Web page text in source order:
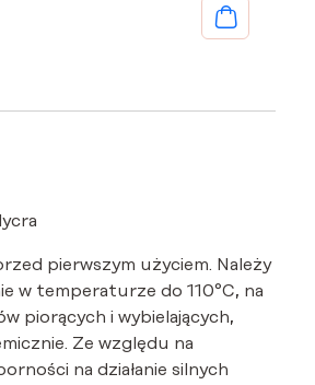
pierwszym użyciem. Należy
w temperaturze do 110°C, na
piorących i wybielających,
Ze względu na
na działanie silnych